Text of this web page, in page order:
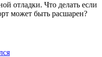
отладки. Что делать если
может быть расшарен?